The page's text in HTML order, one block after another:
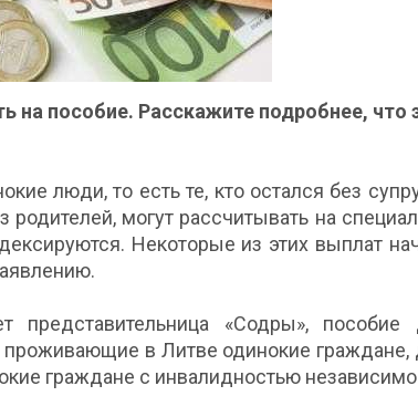
на пособие. Расскажите подробнее, что
люди, то есть те, кто остался без
родителей, могут рассчитывать на
Некоторые из этих выплат
представительница «Содры»,
проживающие в Литве одинокие граждане,
граждане с инвалидностью независимо